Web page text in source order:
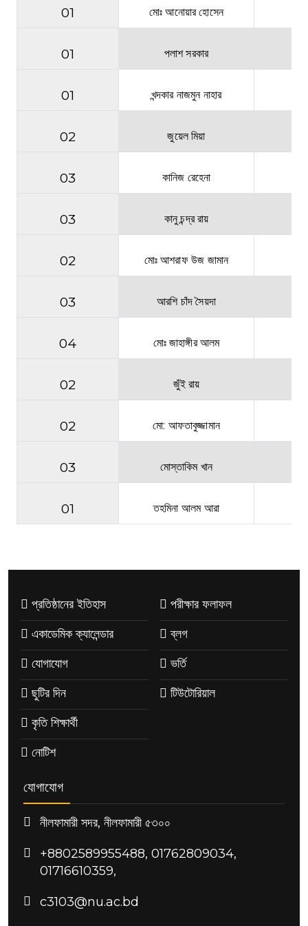
01 মোঃ আনোয়ার হোসেন
01 পলাশ সরকার
01 খন্দকার নাজমুন নাহার
02 জুয়েল মিয়া
03 কানিজ রেহেনা
03 কানু চন্দ্র রায়
02 মোঃ আশরাফ উজ জামান
03 আরশি চাঁদ সৈয়দা
04 মোঃ জাহাঙ্গীর আলম
02 জুঁই রায়
02 মো: আফতাবুজ্জামান
03 মোস্তাকিম খান
01 তহমিনা আলম আরা
প্রতিষ্ঠানের ইতিহাস
একাডেমিক ক্যালেন্ডার
যোগাযোগ
ছুটির দিন
কৃতি শিক্ষার্থী
নোটিশ
পরীক্ষার ফলাফল
ব্লগ
ভর্তি
টিউটোরিয়াল
যোগাযোগ
নীলফামারী সদর, নীলফামারী ৫৩০০
+8802589955488, 01762809034,
01716610359,
c3103@nu.ac.bd